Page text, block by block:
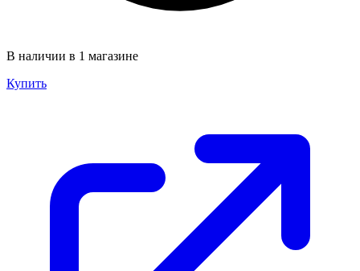
В наличии в 1 магазине
Купить